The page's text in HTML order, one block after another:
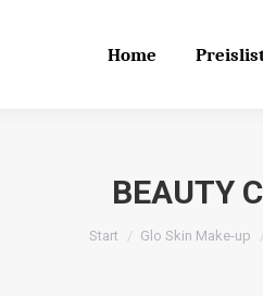
Home
BEAUTY
Start Glo Skin Make-up